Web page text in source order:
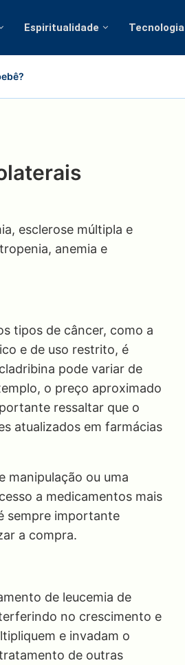
Espiritualidade Tecnologia
esclerose múltipla e
anemia e
tipos de câncer, como a
e de uso restrito, é
pode variar de
o preço aproximado
ressaltar que o
atualizados em farmácias
manipulação ou uma
a medicamentos mais
sempre importante
a compra.
de leucemia de
no crescimento e
e invadam o
de outras